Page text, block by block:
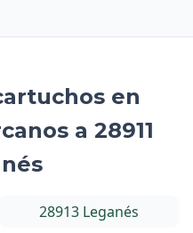
en
a 28911
28913 Leganés